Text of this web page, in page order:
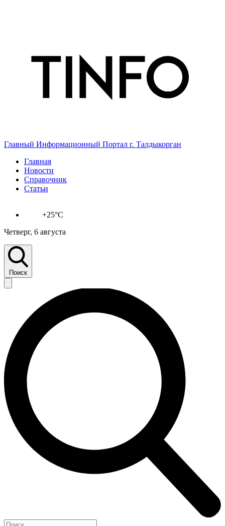
Главный Информационный Портал г. Талдыкорган
Главная
Новости
Справочник
Статьи
+25°C
Четверг, 6 августа
Поиск